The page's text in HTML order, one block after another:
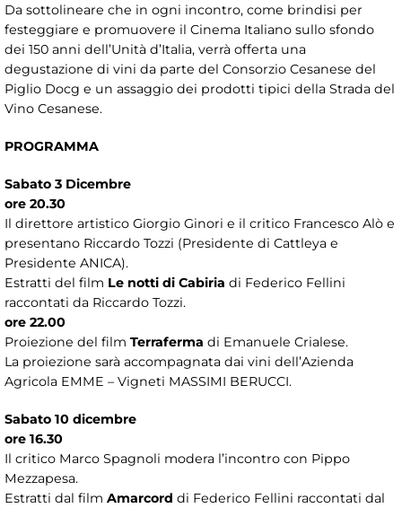
Da sottolineare che in ogni incontro, come brindisi per
festeggiare e promuovere il Cinema Italiano sullo sfondo
dei 150 anni dell’Unità d’Italia, verrà offerta una
degustazione di vini da parte del Consorzio Cesanese del
Piglio Docg e un assaggio dei prodotti tipici della Strada del
Vino Cesanese.
PROGRAMMA
Sabato 3 Dicembre
ore 20.30
Il direttore artistico Giorgio Ginori e il critico Francesco Alò e
presentano Riccardo Tozzi (Presidente di Cattleya e
Presidente ANICA).
Estratti del film Le notti di Cabiria di Federico Fellini
raccontati da Riccardo Tozzi.
ore 22.00
Proiezione del film Terraferma di Emanuele Crialese.
La proiezione sarà accompagnata dai vini dell’Azienda
Agricola EMME – Vigneti MASSIMI BERUCCI.
Sabato 10 dicembre
ore 16.30
Il critico Marco Spagnoli modera l’incontro con Pippo
Mezzapesa.
Estratti dal film Amarcord di Federico Fellini raccontati dal